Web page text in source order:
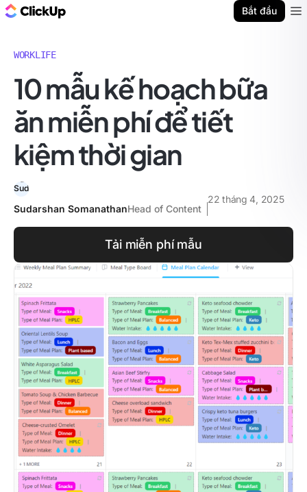
Bắt đầu
WORKLIFE
10 mẫu kế hoạch bữa
ăn miễn phí để tiết
kiệm thời gian
Sudarshan SomanathanHead of Content
22 tháng 4, 2025
Tải miễn phí mẫu